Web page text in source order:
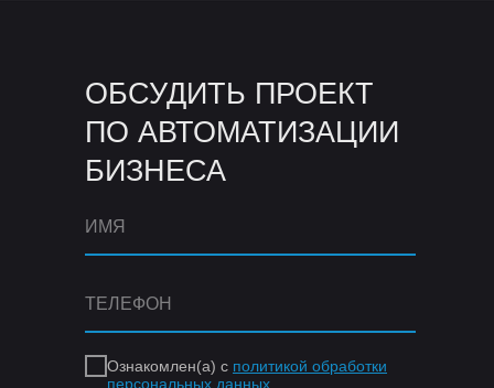
Ознакомлен(а) с политикой обработки
персональных данных
ОБСУДИТЬ ПРОЕКТ
ПО АВТОМАТИЗАЦИИ
БИЗНЕСА